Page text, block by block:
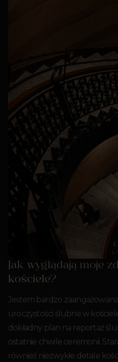
Jak wyglądają moje
kościele?
Jestem bardzo
uroczystości ślubne w
dokładny plan na reportaż
ostatnie chwile ceremonii.
również niezwykłe detale